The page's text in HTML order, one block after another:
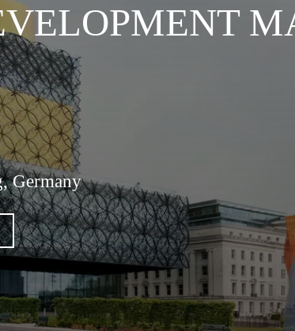
Germany